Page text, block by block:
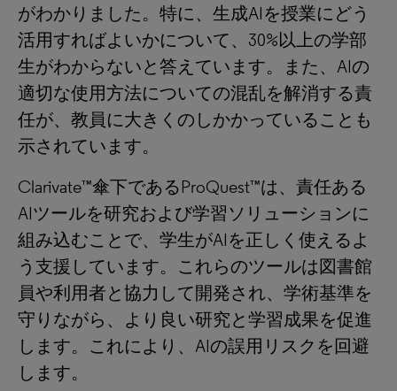
がわかりました。特に、生成AIを授業にどう
活用すればよいかについて、30%以上の学部
生がわからないと答えています。また、AIの
適切な使用方法についての混乱を解消する責
任が、教員に大きくのしかかっていることも
示されています。
Clarivate™傘下であるProQuest™は、責任ある
AIツールを研究および学習ソリューションに
組み込むことで、学生がAIを正しく使えるよ
う支援しています。これらのツールは図書館
員や利用者と協力して開発され、学術基準を
守りながら、より良い研究と学習成果を促進
します。これにより、AIの誤用リスクを回避
します。